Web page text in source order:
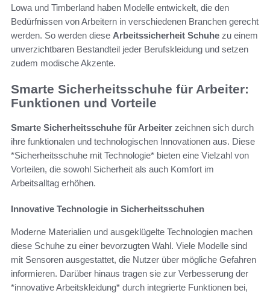
Lowa und Timberland haben Modelle entwickelt, die den
Bedürfnissen von Arbeitern in verschiedenen Branchen gerecht
werden. So werden diese Arbeitssicherheit Schuhe zu einem
unverzichtbaren Bestandteil jeder Berufskleidung und setzen
zudem modische Akzente.
Smarte Sicherheitsschuhe für Arbeiter:
Funktionen und Vorteile
Smarte Sicherheitsschuhe für Arbeiter zeichnen sich durch
ihre funktionalen und technologischen Innovationen aus. Diese
*Sicherheitsschuhe mit Technologie* bieten eine Vielzahl von
Vorteilen, die sowohl Sicherheit als auch Komfort im
Arbeitsalltag erhöhen.
Innovative Technologie in Sicherheitsschuhen
Moderne Materialien und ausgeklügelte Technologien machen
diese Schuhe zu einer bevorzugten Wahl. Viele Modelle sind
mit Sensoren ausgestattet, die Nutzer über mögliche Gefahren
informieren. Darüber hinaus tragen sie zur Verbesserung der
*innovative Arbeitskleidung* durch integrierte Funktionen bei,